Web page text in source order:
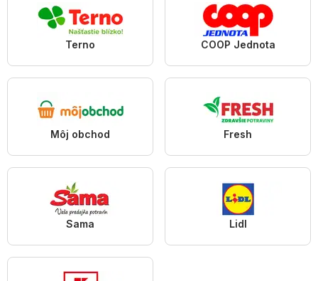
Terno COOP Jednota
Môj obchod Fresh
Sama Lidl